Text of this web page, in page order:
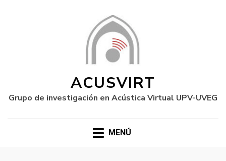
ACUSVIRT
Grupo de investigación en Acústica Virtual UPV-UVEG
MENÚ